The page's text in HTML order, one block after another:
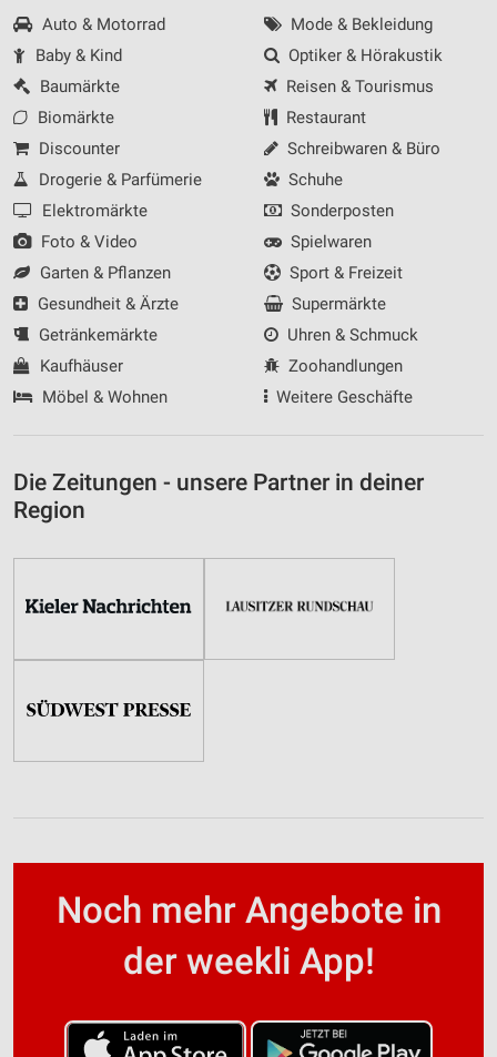
Auto & Motorrad
Baby & Kind
Baumärkte
Biomärkte
Discounter
Drogerie & Parfümerie
Elektromärkte
Foto & Video
Garten & Pflanzen
Gesundheit & Ärzte
Getränkemärkte
Kaufhäuser
Möbel & Wohnen
Mode & Bekleidung
Optiker & Hörakustik
Reisen & Tourismus
Restaurant
Schreibwaren & Büro
Schuhe
Sonderposten
Spielwaren
Sport & Freizeit
Supermärkte
Uhren & Schmuck
Zoohandlungen
Weitere Geschäfte
Die Zeitungen - unsere Partner in deiner
Region
Noch mehr Angebote in
der weekli App!